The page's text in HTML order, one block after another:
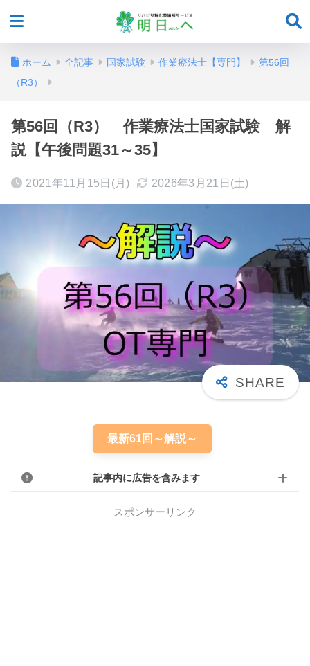
ホーム 全記事 国家試験 作業療法士【専門】
第56回
（R3）
第56回（R3） 作業療法士国家試験 解
説【午後問題31～35】
2021年11月15日(月) 2026年3月21日(土)
最新61回～解説～
記事内に広告を含みます
スポンサーリンク